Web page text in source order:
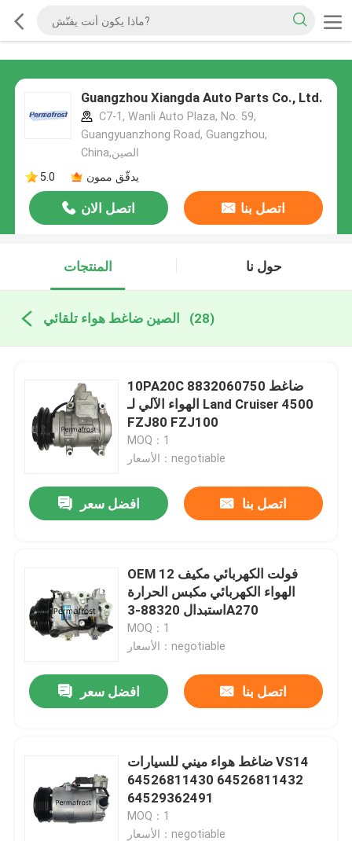
Guangzhou Xiangda Auto Parts Co., Ltd.
C7-1, Wanli Auto Plaza, No. 59,
Guangyuanzhong Road, Guangzhou,
China,الصين
5.0
يدقّق ممون
اتصل الان اتصل بنا
المنتجات حول نا
الصين ضاغط هواء تلقائي (28)
10PA20C 8832060750 ضاغط
الهواء الآلي لـ Land Cruiser 4500
FZJ80 FZJ100
MOQ：1
الأسعار：negotiable
افضل سعر اتصل بنا
OEM 12 فولت الكهربائي مكيف
الهواء الكهربائي مكبس الحرارة
استبدال 88320-3A270
MOQ：1
الأسعار：negotiable
افضل سعر اتصل بنا
ضاغط هواء ميني للسيارات VS14
64526811430 64526811432
64529362491
MOQ：1
الأسعار：negotiable